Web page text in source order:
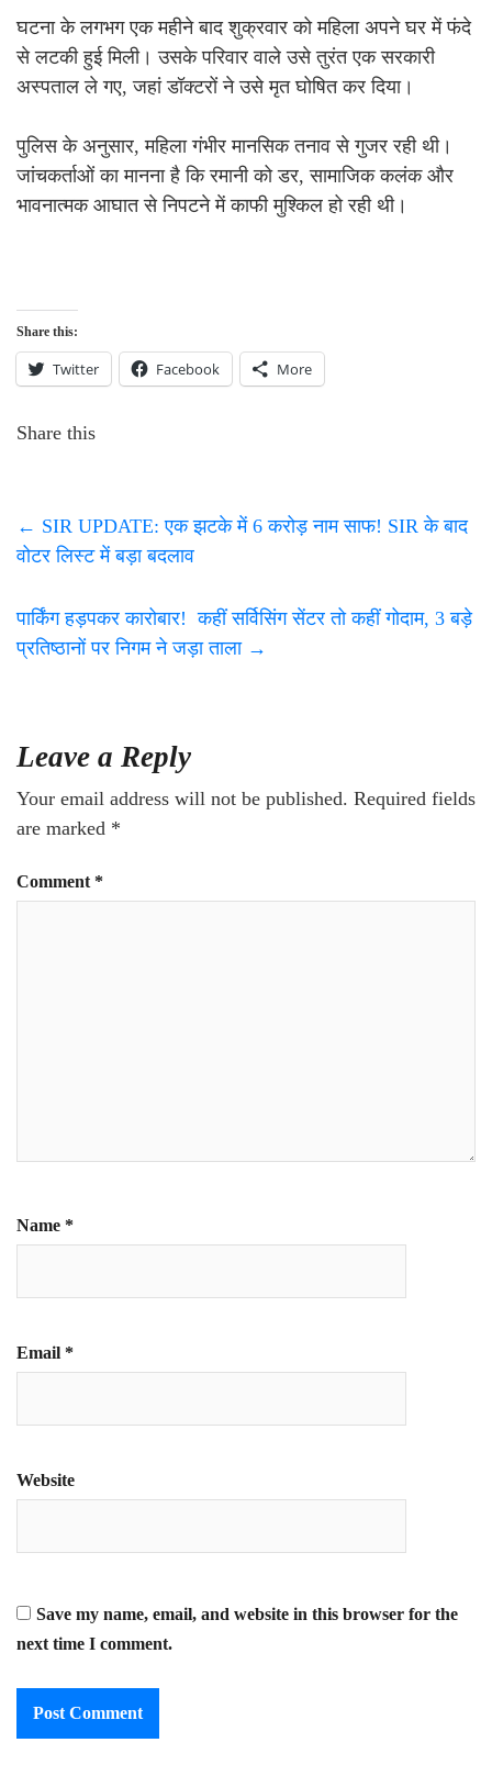
घटना के लगभग एक महीने बाद शुक्रवार को महिला अपने घर में फंदे
से लटकी हुई मिली। उसके परिवार वाले उसे तुरंत एक सरकारी
अस्पताल ले गए, जहां डॉक्टरों ने उसे मृत घोषित कर दिया।
पुलिस के अनुसार, महिला गंभीर मानसिक तनाव से गुजर रही थी।
जांचकर्ताओं का मानना है कि रमानी को डर, सामाजिक कलंक और
भावनात्मक आघात से निपटने में काफी मुश्किल हो रही थी।
Share this:
Twitter Facebook More
Share this
← SIR UPDATE: एक झटके में 6 करोड़ नाम साफ! SIR के बाद
वोटर लिस्ट में बड़ा बदलाव
पार्किंग हड़पकर कारोबार! कहीं सर्विसिंग सेंटर तो कहीं गोदाम, 3 बड़े
प्रतिष्ठानों पर निगम ने जड़ा ताला →
Leave a Reply
Your email address will not be published. Required fields
are marked *
Comment *
Name *
Email *
Website
Save my name, email, and website in this browser for the
next time I comment.